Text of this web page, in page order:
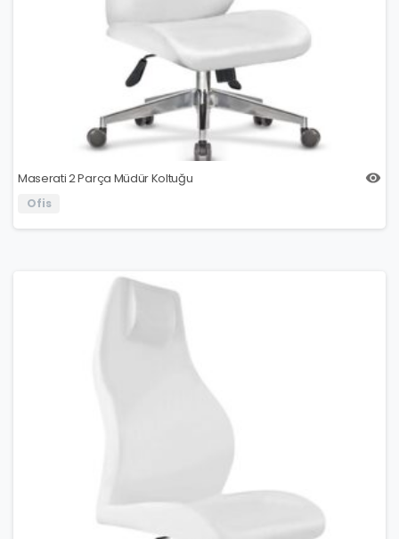
Maserati 2 Parça Müdür Koltuğu
Ofis